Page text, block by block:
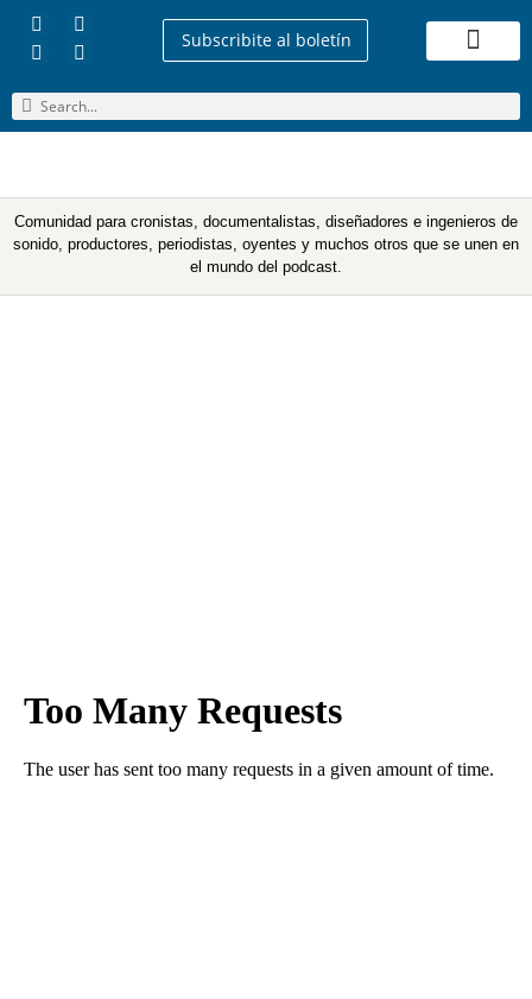
Subscribite al boletín
Comunidad para cronistas, documentalistas, diseñadores e ingenieros de
sonido, productores, periodistas, oyentes y muchos otros que se unen en
el mundo del podcast.